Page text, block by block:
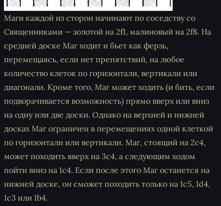
Маги каждой из сторон начинают по соседству со
Священниками — золотой на 2f1, малиновый на 2f8. На
средней доске Маг ходит и бьет как ферзь,
перемещаясь, если нет препятствий, на любое
количество клеток по горизонтали, вертикали или
диагонали. Кроме того, Маг может ходить (и бить, если
подворачивается возможность) прямо вверх или вниз
на одну или две доски. Однако на верхней и нижней
досках Маг ограничен в перемещениях одной клеткой
по горизонтали или вертикали. Маг, стоящий на 2c4,
может походить вверх на 3c4, а следующим ходом
пойти вниз на 1c4. Если после этого Маг останется на
нижней доске, он сможет походить только на 1c5, 1d4,
1c3 или 1b4.